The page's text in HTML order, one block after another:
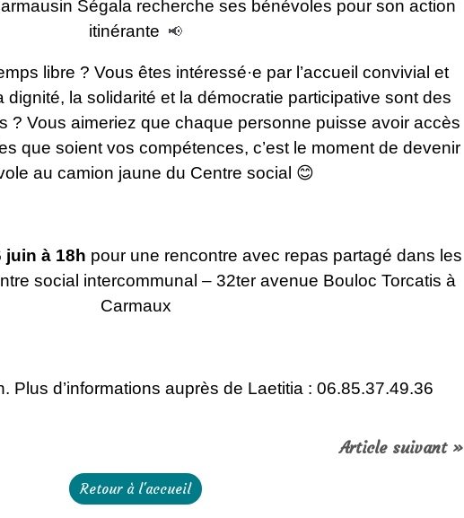
Ségala recherche ses bénévoles pour son action
itinérante
📢
libre ? Vous êtes intéressé·e par l’accueil convivial et
dignité, la solidarité et la démocratie participative sont des
? Vous aimeriez que chaque personne puisse avoir accès
que soient vos compétences, c’est le moment de devenir
au camion jaune du Centre social 😊
juin à 18h pour une rencontre avec repas partagé dans les
social intercommunal – 32ter avenue Bouloc Torcatis à
Carmaux
Plus d’informations auprès de Laetitia : 06.85.37.49.36
Article suivant »
Retour à l'accueil